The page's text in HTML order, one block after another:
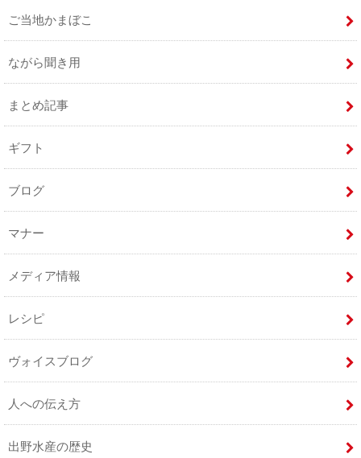
ご当地かまぼこ
ながら聞き用
まとめ記事
ギフト
ブログ
マナー
メディア情報
レシピ
ヴォイスブログ
人への伝え方
出野水産の歴史